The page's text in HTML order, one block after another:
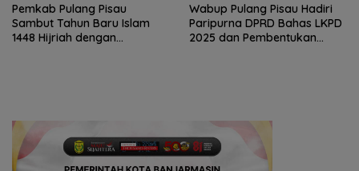
Pemkab Pulang Pisau
Sambut Tahun Baru Islam
1448 Hijriah dengan
Wabup Pulang Pisau Hadiri
Paripurna DPRD Bahas LKPD
2025 dan Pembentukan